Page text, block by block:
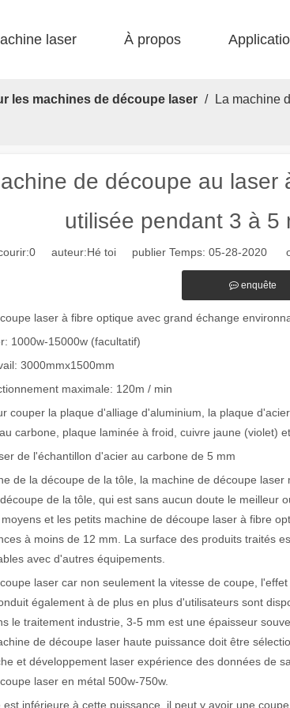
laser À propos
les machines de découpe laser /
La machine
de découpe au laser
utilisée pendant 3 à 5
0 auteur:Hé toi publier Temps: 05-28-2020
enquête
laser à fibre optique avec grand échange
1000w-15000w (facultatif)
3000mmx1500mm
maximale: 120m / min
couper la plaque d'alliage d'aluminium, la plaque
carbone, plaque laminée à froid, cuivre jaune (violet)
de l'échantillon d'acier au carbone de 5 mm
de la découpe de la tôle, la machine de découpe
de la tôle, qui est sans aucun doute le meilleur
et les petits machine de découpe laser à fibre
à moins de 12 mm. La surface des produits traités
avec d'autres équipements.
laser car non seulement la vitesse de coupe,
également à de plus en plus d'utilisateurs sont
le traitement industrie, 3-5 mm est une épaisseur
de découpe laser haute puissance doit être
et développement laser expérience des données de
laser en métal 500w-750w.
est inférieure à cette puissance, il peut y avoir une